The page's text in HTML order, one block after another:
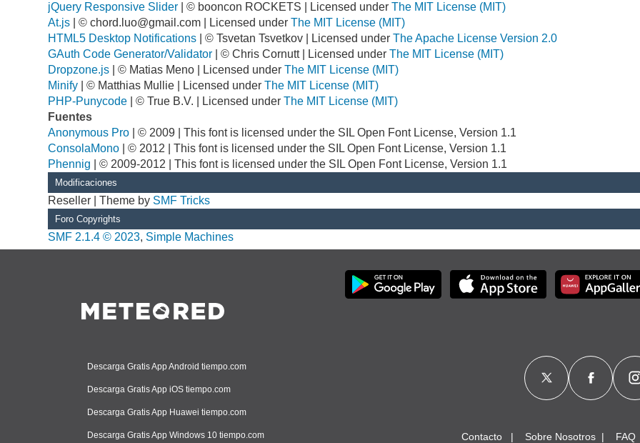
jQuery Responsive Slider | © booncon ROCKETS | Licensed underThe MIT License (MIT)
At.js | ©chord.luo@gmail.com | Licensed underThe MIT License (MIT)
HTML5 Desktop Notifications | © Tsvetan Tsvetkov | Licensed underThe Apache License Version 2.0
GAuth Code Generator/Validator | © Chris Cornutt | Licensed underThe MIT License (MIT)
Dropzone.js | © Matias Meno | Licensed underThe MIT License (MIT)
Minify | © Matthias Mullie | Licensed underThe MIT License (MIT)
PHP-Punycode | © True B.V. | Licensed underThe MIT License (MIT)
Fuentes
Anonymous Pro | © 2009 | This font is licensed under the SIL Open Font License, Version 1.1
ConsolaMono | © 2012 | This font is licensed under the SIL Open Font License, Version 1.1
Phennig | © 2009-2012 | This font is licensed under the SIL Open Font License, Version 1.1
Modificaciones
Reseller | Theme by SMF Tricks
Foro Copyrights
SMF 2.1.4 © 2023, Simple Machines
Descarga Gratis App Android tiempo.com
Descarga Gratis App iOS tiempo.com
Descarga Gratis App Huawei tiempo.com
Descarga Gratis App Windows 10 tiempo.com Contacto Sobre Nosotros FAQ